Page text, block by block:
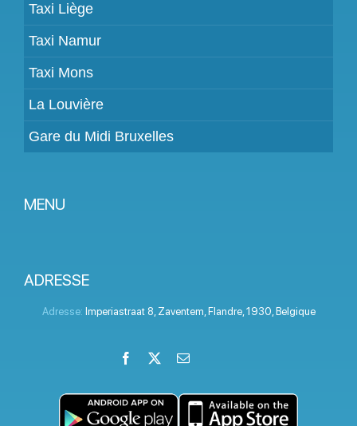
Taxi Liège
Taxi Namur
Taxi Mons
La Louvière
Gare du Midi Bruxelles
MENU
Tarifs
Espace Client
Politique de confidentialité
ADRESSE
Adresse: Imperiastraat 8 Zaventem Flandre, 1930 Belgique
Facebook Email